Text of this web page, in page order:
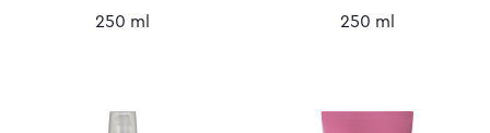
250 ml 250 ml